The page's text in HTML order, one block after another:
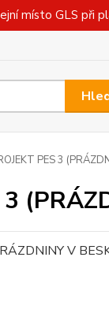
místo GLS při
PES 3
3